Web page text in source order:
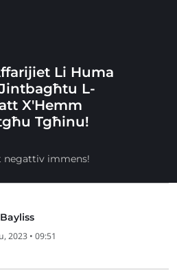
Li Huma
L-
X'Hemm
Tgħinu!
immens!
2023 • 09:51